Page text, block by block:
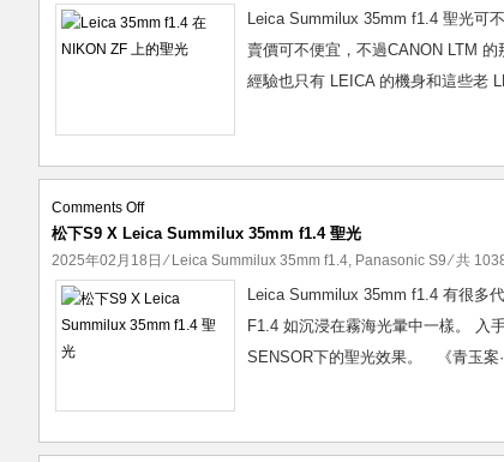
f1.4
聖
Leica Summilux 35mm f1.4 聖光可
賣價可不便宜，不過CANON LTM
經驗也只有 LEICA 的機身和這些老
Comments Offon
松
下
S9
聖
松下S9 X Leica Summilux 35mm f1.4 聖光
2025年02月18日 ⁄ Leica Summilux 35mm f1.4, Panasonic S9⁄ 共
Leica Summilux 35mm f1.4 有很多
F1.4 如沉浸在霧海光暈中一樣。 入
SENSOR下的聖光效果。 《青玉案